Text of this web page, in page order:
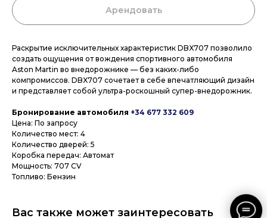
Арендовать
Раскрытие исключительных характеристик DBX707 позволило
создать ощущения от вождения спортивного автомобиля
Aston Martin во внедорожнике — без каких-либо
компромиссов. DBX707 сочетает в себе впечатляющий дизайн
и представляет собой ультра-роскошный супер-внедорожник.
Бронирование автомобиля +34 677 332 609
Цена: По запросу
Количество мест: 4
Количество дверей: 5
Коробка передач: Автомат
Мощность: 707 CV
Топливо: Бензин
Вас также может заинтересовать